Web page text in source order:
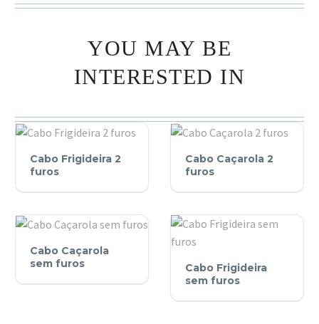
YOU MAY BE
INTERESTED IN
Frigideira
2
Cabo Frigideira 2
furos
Caçarola
2
Cabo Caçarola 2
furos
Caçarola
sem
Cabo Caçarola
sem furos
Frigideira
sem
Cabo Frigideira
sem furos